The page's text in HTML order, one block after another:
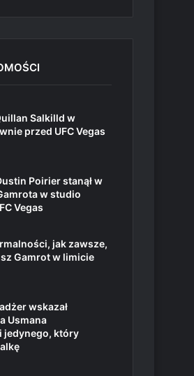
Salkilld w
przed UFC Vegas
Poirier stanął w
w studio
Vegas
jak zawsze,
Gamrot w limicie
wskazał
Usmana
jedynego, który